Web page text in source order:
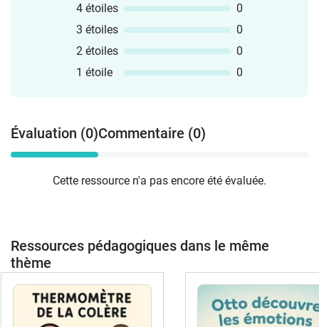
4 étoiles
0
3 étoiles
0
2 étoiles
0
1 étoile
0
Évaluation (0)Commentaire (0)
Cette ressource n'a pas encore été évaluée.
Ressources pédagogiques dans le même
thème